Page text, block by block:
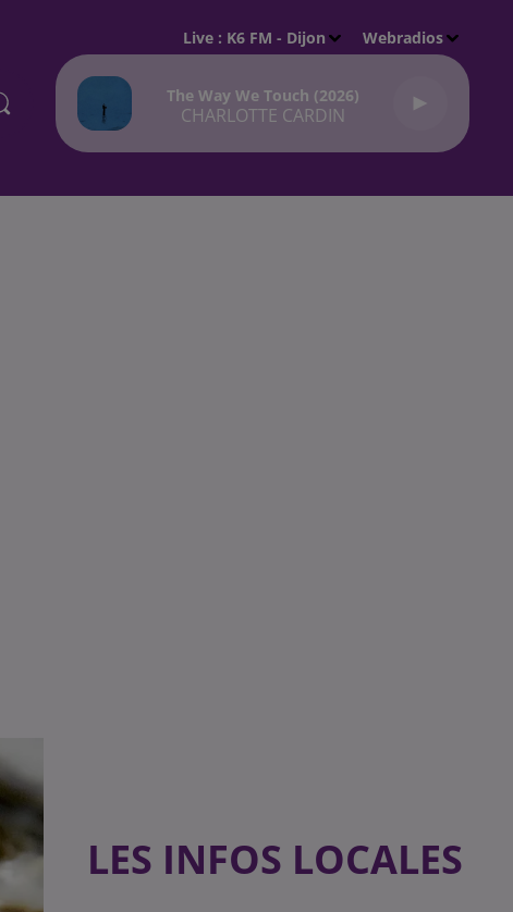
Live : K6 FM - Dijon Webradios
The Way We Touch (2026)
CHARLOTTE CARDIN
LES INFOS LOCALES